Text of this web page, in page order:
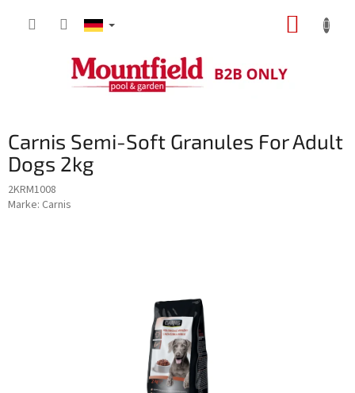
Carnis Semi-Soft Granules For Adult
Dogs 2kg
2KRM1008
Marke: Carnis